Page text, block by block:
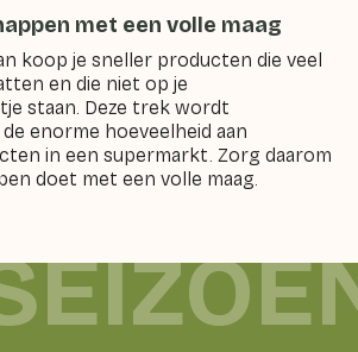
met een volle maag
koop je sneller producten die veel
en die niet op je
staan. Deze trek wordt
enorme hoeveelheid aan
in een supermarkt. Zorg daarom
doet met een volle maag.